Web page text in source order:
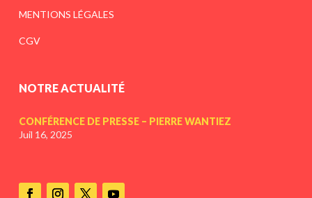
MENTIONS LÉGALES
CGV
NOTRE ACTUALITÉ
CONFÉRENCE DE PRESSE – PIERRE WANTIEZ
Juil 16, 2025